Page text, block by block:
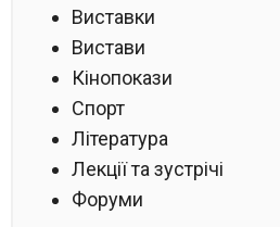
Виставки
Вистави
Кінопокази
Спорт
Література
Лекції та зустрічі
Форуми